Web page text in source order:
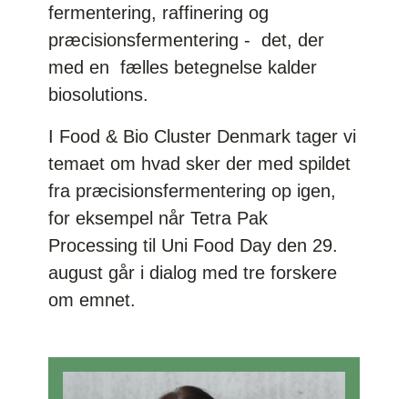
fermentering, raffinering og
præcisionsfermentering - det, der
med en fælles betegnelse kalder
biosolutions.
I Food & Bio Cluster Denmark tager vi
temaet om hvad sker der med spildet
fra præcisionsfermentering op igen,
for eksempel når Tetra Pak
Processing til Uni Food Day den 29.
august går i dialog med tre forskere
om emnet.